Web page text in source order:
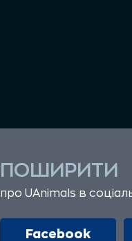
ПОШИРИТИ
про UAnimals в
Facebook